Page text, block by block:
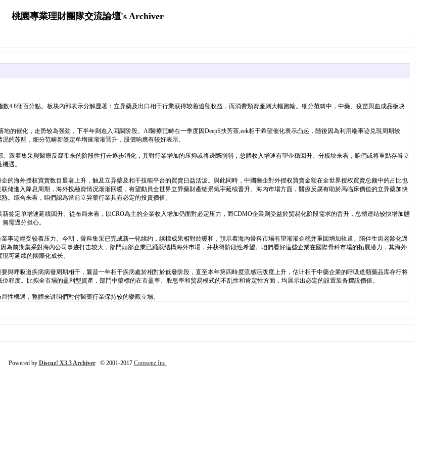
桃園專業理財團隊交流論壇's Archiver
4.8個百分點。板块內部表示分解显著：立异藥及出口相干行業获得较着逾额收益，而消费類資產则大幅跑輸。细分范畴中，中藥、疫苗與血成品板块
的催化，走势较為强劲，下半年则進入回調阶段。AI醫療范畴在一季度因DeepS扶芳茶,eek相干希望催化表示凸起，随後因為利用端事迹兑現周期较
的苏醒，细分范畴新签定单增速渐渐晋升，股價响應有较好表示。
跟着集采與醫療反腐带来的阶段性打击逐步消化，其對行業增加的压抑或将邊際削弱，总體收入增速有望企稳回升。分板块来看，咱們或将重點存眷立
遇。
的海外授权買賣数目显著上升，触及立异藥及相干技能平台的買賣日益活泼。與此同時，中國藥企對外授权買賣金额在全世界授权買賣总额中的占比也
储進入降息周期，海外投融資情况渐渐回暖，有望動員全世界立异藥財產链景氣宇延续晋升。海內市場方面，醫療反腐有助於高临床價值的立异藥加快
。综合来看，咱們認為當前立异藥行業具有必定的投資價值。
签定单增速延续回升。從布局来看，以CRO為主的企業收入增加仍面對必定压力，而CDMO企業则受益於贸易化阶段需求的晋升，总體連结较快增加態
需過分担心。
事迹經受较着压力。今朝，骨科集采已完成新一轮续约，续標成果相對於暖和，預示着海內骨科市場有望渐渐企稳并重回增加轨道。陪伴生齿老龄化過
為前期集采對海內公司事迹打击较大，部門頭部企業已踊跃结構海外市場，并获得阶段性希望。咱們看好這些企業在國際骨科市場的拓展潜力，其海外
可延续的國際化成长。
與呼吸道疾病病發周期相干，曩昔一年相干疾病處於相對於低發阶段，直至本年第四時度流感活泼度上升，估计相干中藥企業的呼吸道類藥品库存行将
程度。比拟全市場的盈利型資產，部門中藥標的在市盈率、股息率和贸易模式的不乱性和肯定性方面，均展示出必定的設置装备摆設價值。
性機遇，整體来讲咱們對付醫藥行業保持较的樂觀立場。
Powered by Discuz! X3.3 Archiver© 2001-2017 Comsenz Inc.